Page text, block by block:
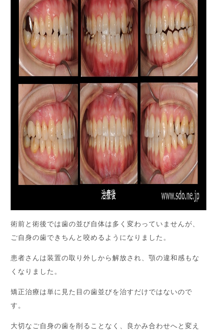
術前と術後では歯の並び自体は多く変わっていませんが、
ご自身の歯できちんと咬めるようになりました。
患者さんは装置の取り外しから解放され、顎の違和感もな
くなりました。
矯正治療は単に見た目の歯並びを治すだけではないので
す。
大切なご自身の歯を削ることなく、良かみ合わせへと変え